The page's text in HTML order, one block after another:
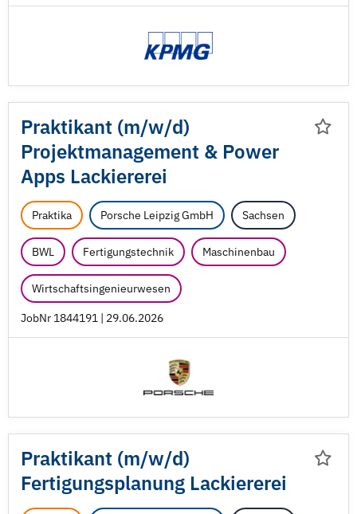
Praktikant (m/w/d)
Projektmanagement & Power
Apps Lackiererei
Praktika Porsche Leipzig GmbH Sachsen
BWL Fertigungstechnik Maschinenbau
Wirtschaftsingenieurwesen
JobNr 1844191 | 29.06.2026
Praktikant (m/w/d)
Fertigungsplanung Lackiererei